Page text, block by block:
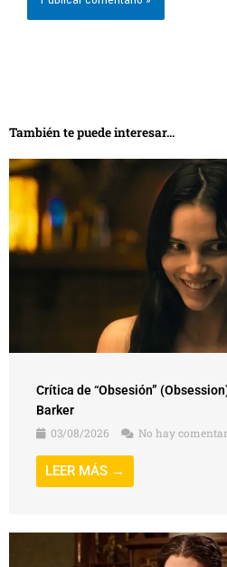
También te puede interesar...
Crítica de “Obsesión”
Barker
03/08/2026
No hay
LEER MÁS →